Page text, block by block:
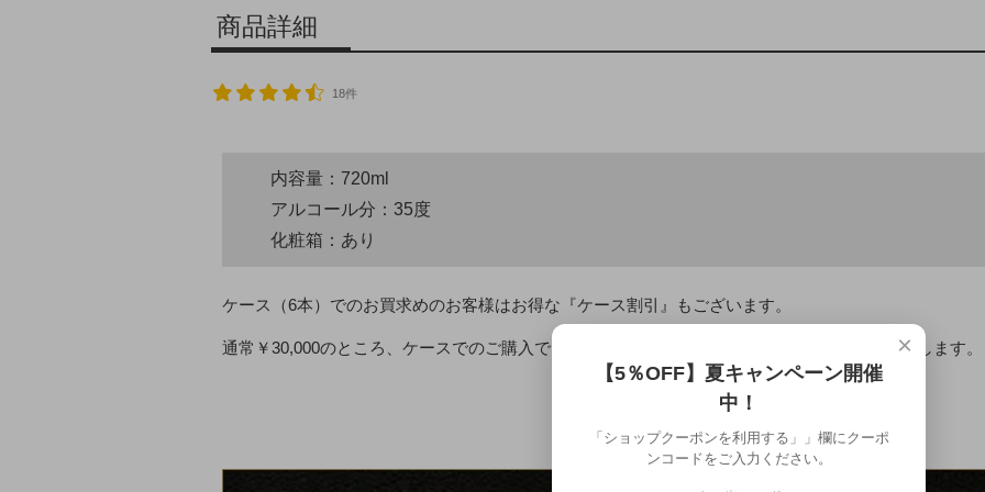
商品詳細
18件
内容量：720ml
アルコール分：35度
化粧箱：あり
ケース（6本）でのお買求めのお客様はお得な『ケース割引』もございます。
通常￥30,000のところ、ケースでのご購入で￥27,000 です。 ＜もちろん、送料無料でお届け致します
長期熟成古酒久遠×6本はこちら
×
【5％OFF】夏キャンペーン開催
中！
「ショップクーポンを利用する」」欄にクーポ
ンコードをご入力ください。